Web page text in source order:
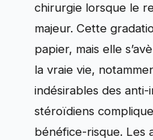
chirurgie lorsque le
majeur. Cette
papier, mais elle
la vraie vie,
indésirables des
stéroïdiens
bénéfice-risque. Les